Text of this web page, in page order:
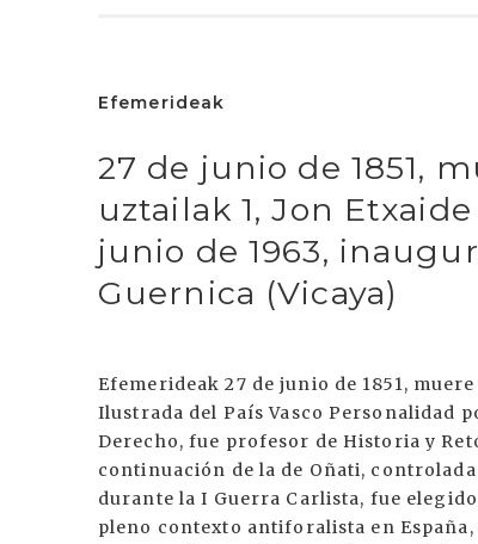
Efemerideak
27 de junio de 1851,
uztailak 1, Jon
junio de 1963,
Guernica (Vicaya)
Efemerideak 27 de junio de 1851,
Ilustrada del País Vasco Personalidad
Derecho, fue profesor de Historia y
continuación de la de Oñati,
durante la I Guerra Carlista, fue
pleno contexto antiforalista en